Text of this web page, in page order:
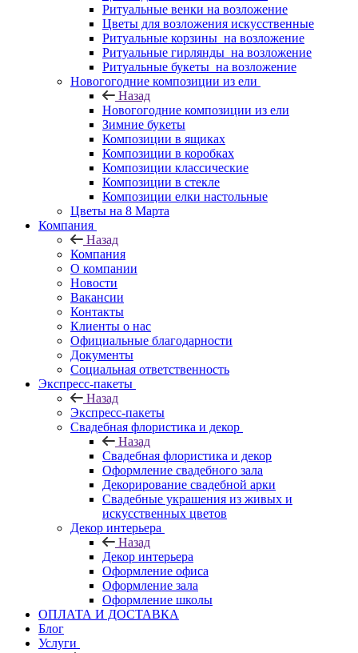
Ритуальные венки на возложение
Цветы для возложения искусственные
Ритуальные корзины на возложение
Ритуальные гирлянды на возложение
Ритуальные букеты на возложение
Новогогодние композиции из ели
Назад
Новогогодние композиции из ели
Зимние букеты
Композиции в ящиках
Композиции в коробках
Композиции классические
Композиции в стекле
Композиции елки настольные
Цветы на 8 Марта
Компания
Назад
Компания
О компании
Новости
Вакансии
Контакты
Клиенты о нас
Официальные благодарности
Документы
Социальная ответственность
Экспресс-пакеты
Назад
Экспресс-пакеты
Свадебная флористика и декор
Назад
Свадебная флористика и декор
Оформление свадебного зала
Декорирование свадебной арки
Свадебные украшения из живых и
искусственных цветов
Декор интерьера
Назад
Декор интерьера
Оформление офиса
Оформление зала
Оформление школы
ОПЛАТА И ДОСТАВКА
Блог
Услуги